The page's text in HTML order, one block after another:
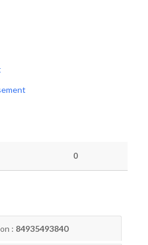
0
: 84935493840